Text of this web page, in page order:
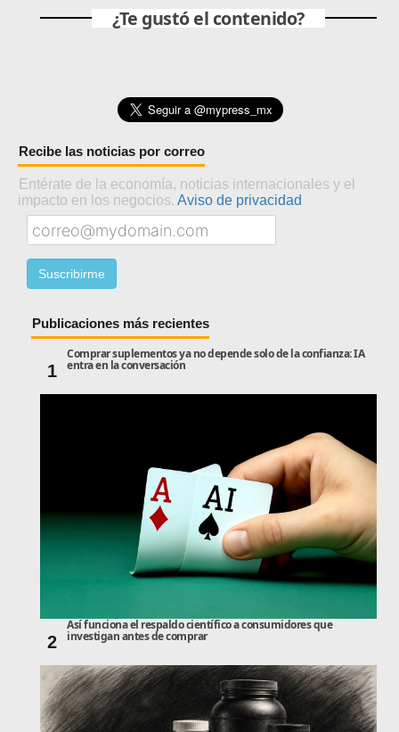
¿Te gustó el contenido?
Recibe las noticias por correo
Entérate de la economía, noticias internacionales y el
impacto en los negocios. Aviso de privacidad
Publicaciones más recientes
1
Comprar suplementos ya no depende solo de la confianza: IA
entra en la conversación
2
Así funciona el respaldo científico a consumidores que
investigan antes de comprar